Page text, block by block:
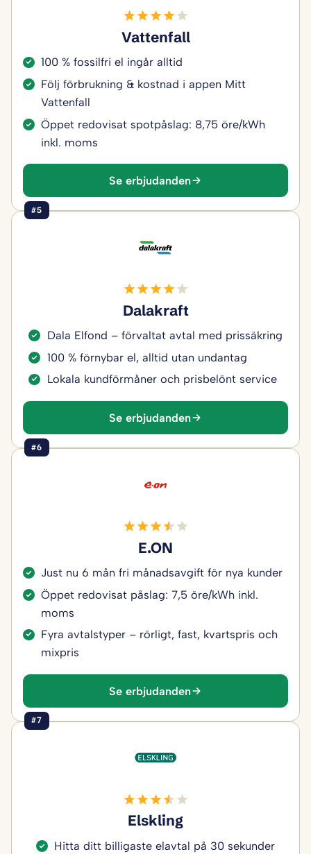
Vattenfall
100 % fossilfri el ingår alltid
Följ förbrukning & kostnad i appen Mitt
Vattenfall
Öppet redovisat spotpåslag: 8,75 öre/kWh
inkl. moms
Se erbjudanden
#5
Dalakraft
Dala Elfond – förvaltat avtal med prissäkring
100 % förnybar el, alltid utan undantag
Lokala kundförmåner och prisbelönt service
Se erbjudanden
#6
E.ON
Just nu 6 mån fri månadsavgift för nya kunder
Öppet redovisat påslag: 7,5 öre/kWh inkl.
moms
Fyra avtalstyper – rörligt, fast, kvartspris och
mixpris
Se erbjudanden
#7
Elskling
Hitta ditt billigaste elavtal på 30 sekunder